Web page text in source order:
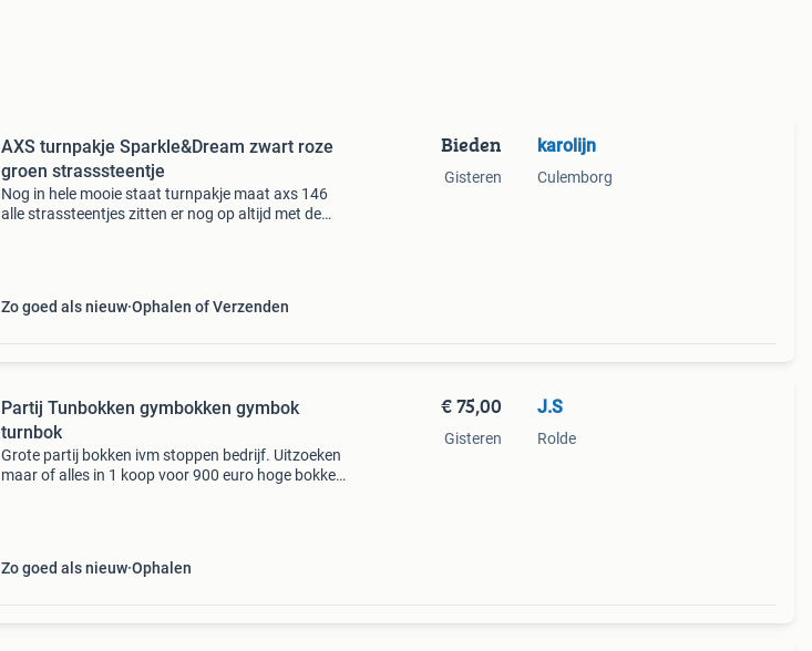
AXS turnpakje Sparkle&Dream zwart roze
groen strasssteentje
Nog in hele mooie staat turnpakje maat axs 146
alle strassteentjes zitten er nog op altijd met de
Zo goed als nieuw Ophalen of Verzenden
Bieden
Gisteren
karolijn
Culemborg
Partij Tunbokken gymbokken gymbok
turnbok
Grote partij bokken ivm stoppen bedrijf. Uitzoeken
maar of alles in 1 koop voor 900 euro hoge bokken
Zo goed als nieuw Ophalen
€ 75,00
Gisteren
J.S
Rolde